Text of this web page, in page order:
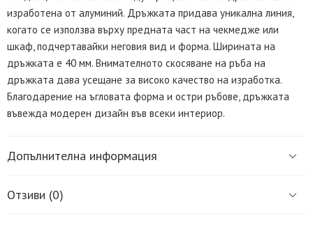
изработена от алуминий. Дръжката придава уникална линия,
когато се използва върху предната част на чекмедже или
шкаф, подчертавайки неговия вид и форма. Ширината на
дръжката е 40 мм. Внимателното скосяване на ръба на
дръжката дава усещане за високо качество на изработка.
Благодарение на ъгловата форма и остри ръбове, дръжката
въвежда модерен дизайн във всеки интериор.
Допълнителна информация
Отзиви (0)